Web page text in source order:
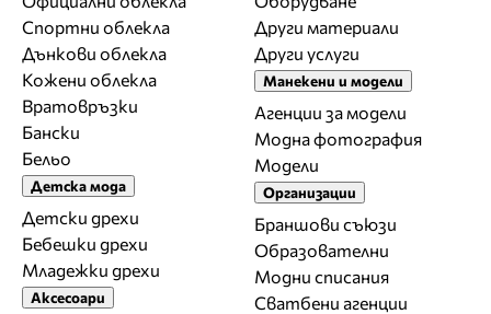
Спортни облекла
Дънкови облекла
Кожени облекла
Вратовръзки
Бански
Бельо
Детска мода
Детски дрехи
Бебешки дрехи
Младежки дрехи
Аксесоари
Други материали
Други услуги
Манекени и модели
Агенции за модели
Модна фотография
Модели
Организации
Браншови съюзи
Образователни
Модни списания
Сватбени агенции